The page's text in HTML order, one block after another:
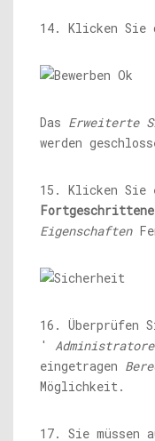
14. Klicken Sie
Das Erweiterte
werden
15. Klicken Sie
Fortgeschrittene
Eigenschaften
16. Überprüfen
'
eingetragen
Möglichkeit.
17. Sie müssen